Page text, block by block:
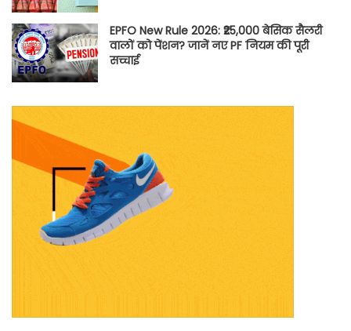
EPFO New Rule 2026: ₹25,000 बेसिक सैलरी
वालों को पेंशन? जानें नए PF नियम की पूरी
सच्चाई